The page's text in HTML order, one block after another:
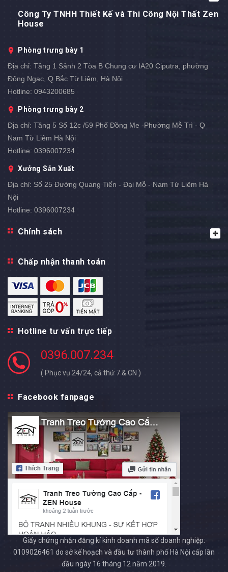
Công Ty TNHH Thiết Kế và Thi Công Nội Thất Zen
House
Phòng trưng bày 1
Địa chỉ: Tầng 1 Sảnh 2 Tòa B Chung cư IA20 Ciputra, phường
Đông Ngạc, Q Bắc Từ Liêm, Hà Nội
Hotline: 0943200685
Phòng trưng bày 2
Địa chỉ: Tầng 5 Số 12c /59 Phố Đồng Me -Phường Mễ Trì - Q
Nam Từ Liêm Hà Nội
Hotline: 0396007234
Xưởng Sản Xuất
Địa chỉ: Số 25 Đường Quang Tiến - Đại Mỗ - Nam Từ Liêm Hà
Nội
Hotline: 0396007234
Chính sách
Chấp nhận thanh toán
Hotline tư vấn trực tiếp
0396.007.234
( Phục vụ 24/24, cả thứ 7 & CN )
Facebook fanpage
Giấy chứng nhận đăng kí kinh doanh mã số doanh nghiệp:
0109026461 do sở kế hoạch và đầu tư thành phố Hà Nội cấp lần
đầu ngày 16 tháng 12 năm 2019.